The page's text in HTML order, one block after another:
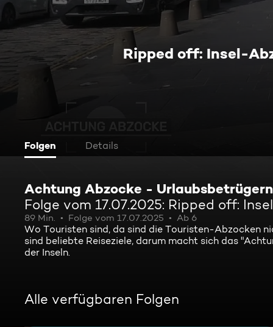
Ripped off: Insel-
Folgen Details
Achtung Abzocke -
Folge vom 17.07.2025: Ripped off:
89 Min. Folge vom 17.07.2025 Ab 6
Wo Touristen sind, da sind die Touristen-Abzocken
sind beliebte Reiseziele, darum macht sich das
der Inseln.
Alle verfügbaren Folgen